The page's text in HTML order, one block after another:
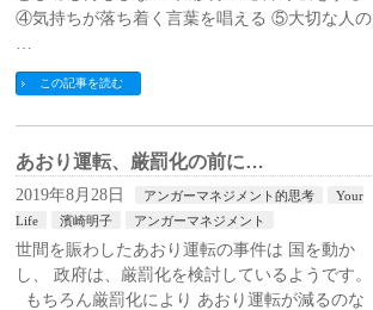
④気持ちが落ち着く言葉を唱える ⑤大切な人の
…
この記事を読む
あおり運転、厳罰化の前に…
2019年8月28日 アンガーマネジメント的思考
Your
Life
濱崎明子 アンガーマネジメント
世間を賑わしたあおり運転の事件は 国を動か
し、 政府は、厳罰化を検討しているようです。
もちろん厳罰化により あおり運転が減るのな